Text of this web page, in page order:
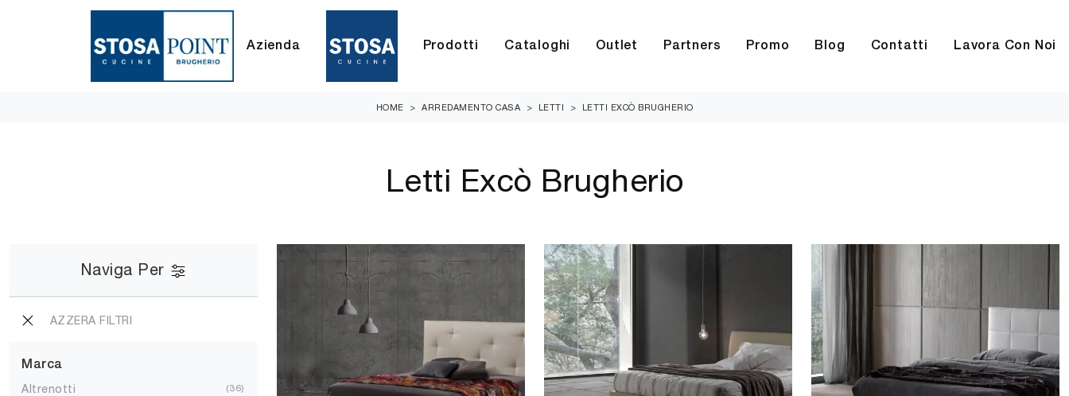
Azienda Prodotti Cataloghi Outlet Partners Promo Blog Contatti Lavora Con Noi
HOME > ARREDAMENTO CASA > LETTI > LETTI EXCÒ BRUGHERIO
Letti Excò Brugherio
Naviga Per
AZZERA FILTRI
Marca
Altrenotti 36